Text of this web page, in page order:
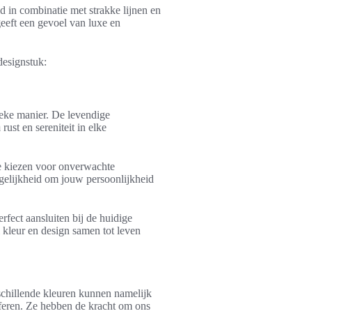
in combinatie met strakke lijnen en
een gevoel van luxe en
manier. De levendige
en sereniteit in elke
kiezen voor onverwachte
om jouw persoonlijkheid
aansluiten bij de huidige
en design samen tot leven
kleuren kunnen namelijk
Ze hebben de kracht om ons